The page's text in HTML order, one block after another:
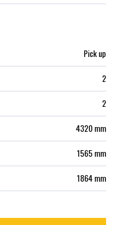
Pick up
2
2
4320 mm
1565 mm
1864 mm